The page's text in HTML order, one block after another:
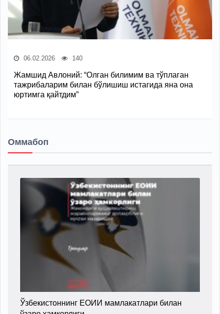
06.02.2026 140
Жамшид Авлоний: “Олган билимим ва тўплаган
тажрибаларим билан бўлишиш истагида яна она
юртимга қайтдим”
Оммабоп
Ўзбекистоннинг ЕОИИ мамлакатлари билан